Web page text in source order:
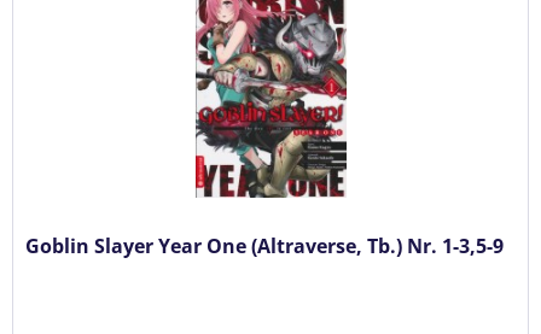
Goblin Slayer Year One (Altraverse, Tb.) Nr. 1-3,5-9